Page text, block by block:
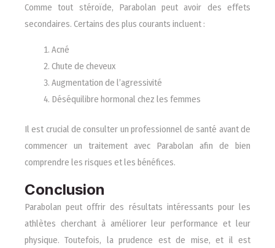
Comme tout stéroïde, Parabolan peut avoir des effets
secondaires. Certains des plus courants incluent :
Acné
Chute de cheveux
Augmentation de l’agressivité
Déséquilibre hormonal chez les femmes
Il est crucial de consulter un professionnel de santé avant de
commencer un traitement avec Parabolan afin de bien
comprendre les risques et les bénéfices.
Conclusion
Parabolan peut offrir des résultats intéressants pour les
athlètes cherchant à améliorer leur performance et leur
physique. Toutefois, la prudence est de mise, et il est